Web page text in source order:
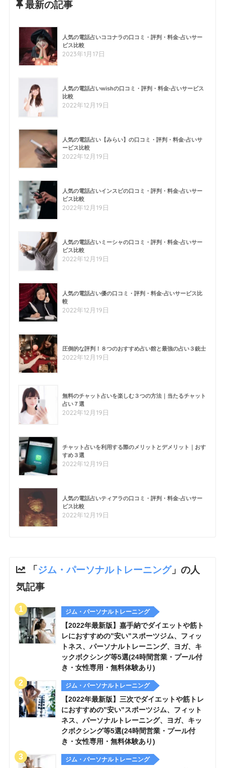
最新の記事
人気の電話占いココナラの口コミ・評判・料金-占いサー
ビス比較
2023年1月17日
人気の電話占いwishの口コミ・評判・料金-占いサービス
比較
2022年12月19日
人気の電話占い【みらい】の口コミ・評判・料金-占いサ
ービス比較
2022年12月19日
人気の電話占いインスピの口コミ・評判・料金-占いサー
ビス比較
2022年12月19日
人気の電話占いミーシャの口コミ・評判・料金-占いサー
ビス比較
2022年12月19日
人気の電話占い優の口コミ・評判・料金-占いサービス比
較
2022年12月19日
圧倒的な評判！８つのおすすめ占い館と最強の占い３銃士
2022年12月19日
無料のチャット占いを楽しむ３つの方法｜当たるチャット
占い７選
2022年12月19日
チャット占いを利用する際のメリットとデメリット｜おす
すめ３選
2022年12月19日
人気の電話占いティアラの口コミ・評判・料金-占いサー
ビス比較
2022年12月19日
「ジム・パーソナルトレーニング」の人
気記事
ジム・パーソナルトレーニング
【2022年最新版】嘉手納でダイエットや筋ト
レにおすすめの”安い”スポーツジム、フィッ
トネス、パーソナルトレーニング、ヨガ、キ
ックボクシング等5選(24時間営業・プール付
き・女性専用・無料体験あり)
ジム・パーソナルトレーニング
【2022年最新版】三次でダイエットや筋トレ
におすすめの”安い”スポーツジム、フィット
ネス、パーソナルトレーニング、ヨガ、キッ
クボクシング等5選(24時間営業・プール付
き・女性専用・無料体験あり)
ジム・パーソナルトレーニング